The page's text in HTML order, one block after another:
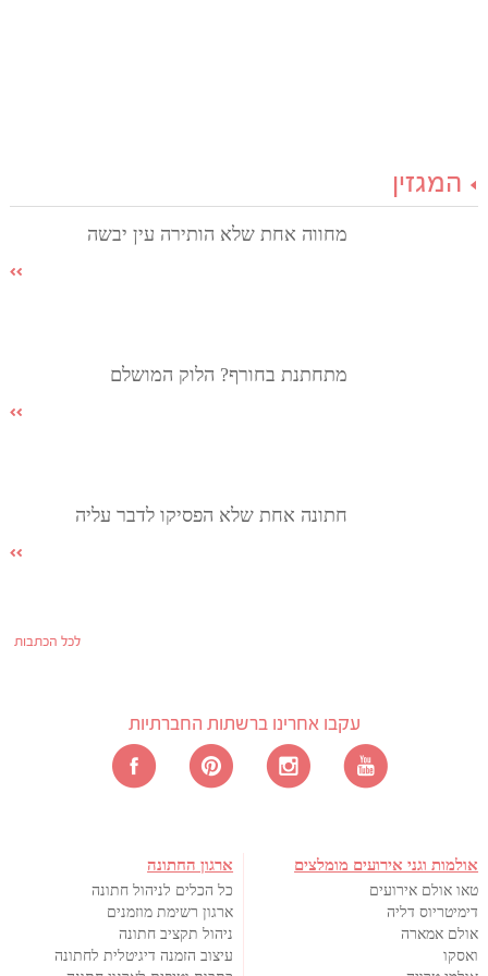
המגזין
מחווה אחת שלא הותירה עין יבשה
מתחתנת בחורף? הלוק המושלם
חתונה אחת שלא הפסיקו לדבר עליה
לכל הכתבות
עקבו אחרינו ברשתות החברתיות
אולמות וגני אירועים מומלצים
טאו אולם אירועים
דימיטריוס דליה
אולם אמארה
ואסקו
ארגון החתונה
כל הכלים לניהול חתונה
ארגון רשימת מוזמנים
ניהול תקציב חתונה
עיצוב הזמנה דיגיטלית לחתונה